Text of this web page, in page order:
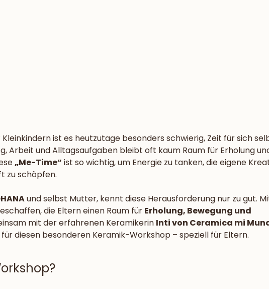
ist es heutzutage besonders schwierig, Zeit für sich
Arbeit und Alltagsaufgaben bleibt oft kaum Raum für Erholung
„Me-Time“ ist so wichtig, um Energie zu tanken, die eigene
zu schöpfen.
und selbst Mutter, kennt diese Herausforderung nur zu gut.
die Eltern einen Raum für Erholung, Bewegung und
mit der erfahrenen Keramikerin Inti von Ceramica mi
diesen besonderen Keramik-Workshop – speziell für Eltern.